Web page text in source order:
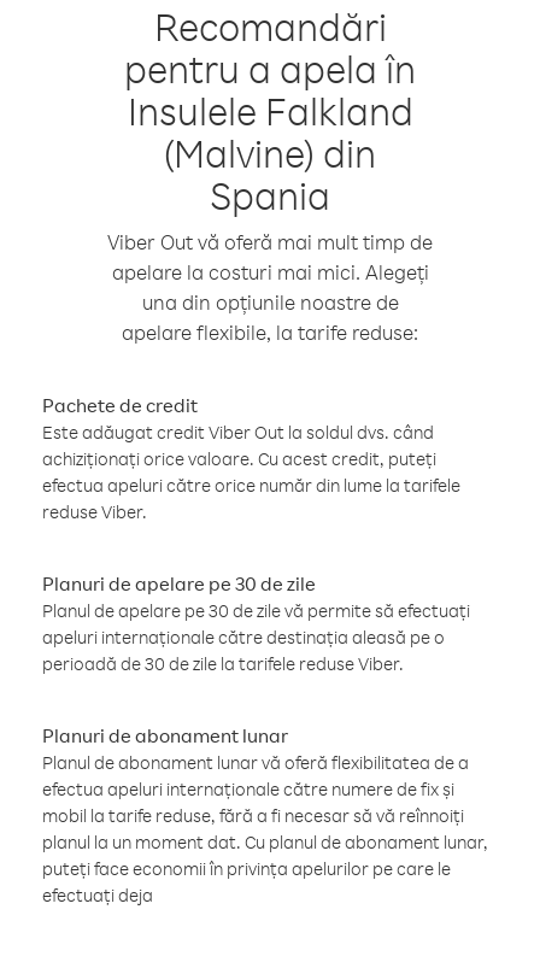
Recomandări
pentru a apela în
Insulele Falkland
(Malvine) din
Spania
Viber Out vă oferă mai mult timp de
apelare la costuri mai mici. Alegeți
una din opțiunile noastre de
apelare flexibile, la tarife reduse:
Pachete de credit
Este adăugat credit Viber Out la soldul dvs. când
achiziționați orice valoare. Cu acest credit, puteți
efectua apeluri către orice număr din lume la tarifele
reduse Viber.
Planuri de apelare pe 30 de zile
Planul de apelare pe 30 de zile vă permite să efectuați
apeluri internaționale către destinația aleasă pe o
perioadă de 30 de zile la tarifele reduse Viber.
Planuri de abonament lunar
Planul de abonament lunar vă oferă flexibilitatea de a
efectua apeluri internaționale către numere de fix și
mobil la tarife reduse, fără a fi necesar să vă reînnoiți
planul la un moment dat. Cu planul de abonament lunar,
puteți face economii în privința apelurilor pe care le
efectuați deja